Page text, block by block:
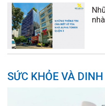
SỨC KHỎE VÀ